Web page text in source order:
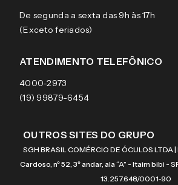
Aviso de privacidade
Termos e condições de uso
Pagamentos
Garantias
Tecnol
Arnette
Burberry
Óculos de sol
Lentes de contato
De segunda a sexta das 9h às 17h
(Exceto feriados)
ATENDIMENTO TELEFÔNICO
4000-2973
(19) 99879-6454
OUTROS SITES DO GRUPO
SGH BRASIL COMÉRCIO DE ÓCULOS LTDA
Cardoso, nº 52, 3º andar, ala “A” - Itaim bibi -
13.257.648/0001-90